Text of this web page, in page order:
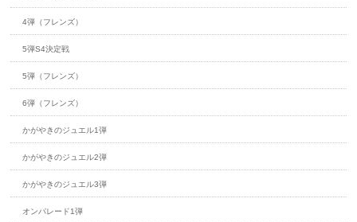
4弾（フレンズ）
5弾S4決定戦
5弾（フレンズ）
6弾（フレンズ）
かがやきのジュエル1弾
かがやきのジュエル2弾
かがやきのジュエル3弾
オンパレード1弾